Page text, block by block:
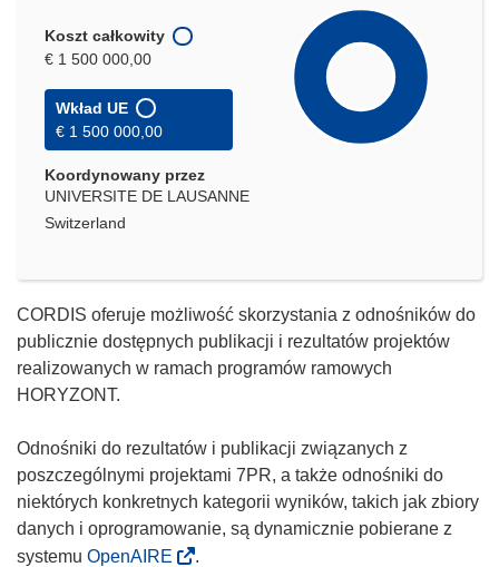
Koszt całkowity
€ 1 500 000,00
Wkład UE
€ 1 500 000,00
Koordynowany przez
UNIVERSITE DE LAUSANNE
Switzerland
CORDIS oferuje możliwość skorzystania z odnośników do
publicznie dostępnych publikacji i rezultatów projektów
realizowanych w ramach programów ramowych
HORYZONT.
Odnośniki do rezultatów i publikacji związanych z
poszczególnymi projektami 7PR, a także odnośniki do
niektórych konkretnych kategorii wyników, takich jak zbiory
danych i oprogramowanie, są dynamicznie pobierane z
systemu OpenAIRE .